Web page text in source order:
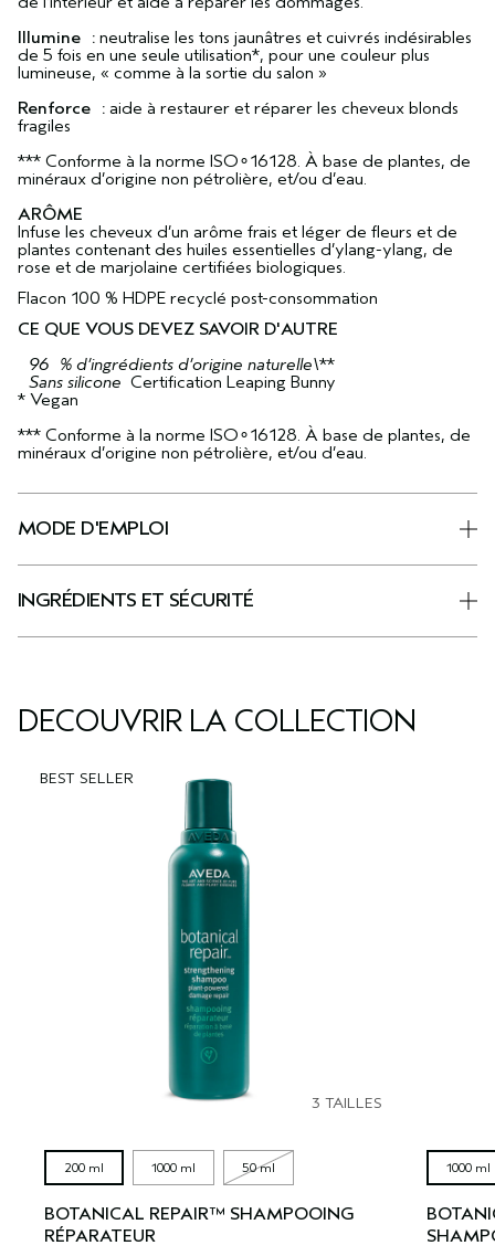
Illumine : neutralise les tons jaunâtres et cuivrés indésirables
de 5 fois en une seule utilisation*, pour une couleur plus
lumineuse, « comme à la sortie du salon »
Renforce : aide à restaurer et réparer les cheveux blonds
fragiles
*** Conforme à la norme ISO∘16128. À base de plantes, de
minéraux d’origine non pétrolière, et/ou d’eau.
ARÔME
Infuse les cheveux d’un arôme frais et léger de fleurs et de
plantes contenant des huiles essentielles d’ylang-ylang, de
rose et de marjolaine certifiées biologiques.
Flacon 100 % HDPE recyclé post-consommation
CE QUE VOUS DEVEZ SAVOIR D'AUTRE
96 % d’ingrédients d’origine naturelle\**
Sans silicone Certification Leaping Bunny
* Vegan
*** Conforme à la norme ISO∘16128. À base de plantes, de
minéraux d’origine non pétrolière, et/ou d’eau.
MODE D'EMPLOI
INGRÉDIENTS ET SÉCURITÉ
DÉCOUVRIR LA COLLECTION
BEST SELLER
3 TAILLES
200 ml 1000 ml 50 ml
BOTANICAL REPAIR™ SHAMPOOING
RÉPARATEUR
1000 ml